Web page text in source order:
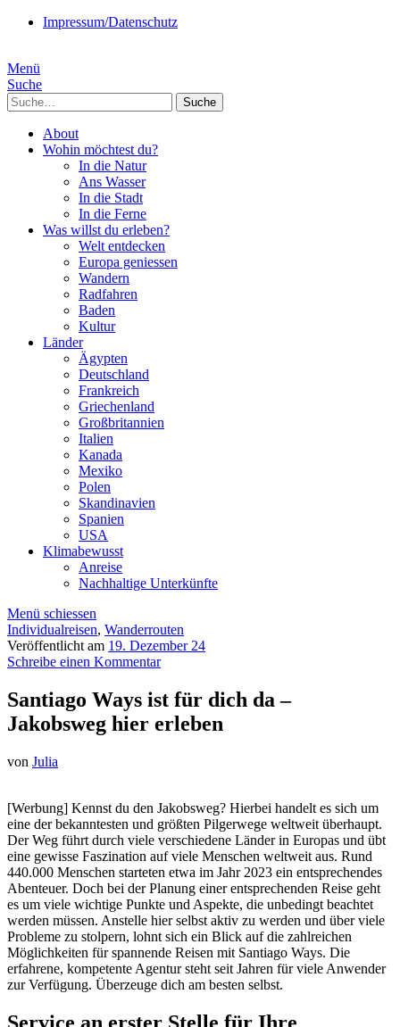
Impressum/Datenschutz
Menü
Suche
Suche
About
Wohin möchtest du?
In die Natur
Ans Wasser
In die Stadt
In die Ferne
Was willst du erleben?
Welt entdecken
Europa geniessen
Wandern
Radfahren
Baden
Kultur
Länder
Ägypten
Deutschland
Frankreich
Griechenland
Großbritannien
Italien
Kanada
Mexiko
Polen
Skandinavien
Spanien
USA
Klimabewusst
Anreise
Nachhaltige Unterkünfte
Menü schiessen
Individualreisen, Wanderrouten
Veröffentlicht am 19. Dezember 24
Schreibe einen Kommentar
Santiago Ways ist für dich da –
Jakobsweg hier erleben
von Julia
[Werbung] Kennst du den Jakobsweg? Hierbei handelt es sich um
eine der bekanntesten und größten Pilgerwege weltweit überhaupt.
Der Weg führt durch viele verschiedene Länder in Europas und übt
eine gewisse Faszination auf viele Menschen weltweit aus. Rund
440.000 Menschen starteten etwa im Jahr 2023 ein entsprechendes
Abenteuer. Doch bei der Planung einer entsprechenden Reise geht
es um viele wichtige Punkte und Aspekte, die unbedingt beachtet
werden müssen. Anstelle hier selbst aktiv zu werden und über viele
Probleme zu stolpern, lohnt sich ein Blick auf die zahlreichen
Möglichkeiten für spannende Reisen mit Santiago Ways. Die
erfahrene, kompetente Agentur steht seit Jahren für viele Anwender
zur Verfügung. Überzeuge dich am besten selbst.
Service an erster Stelle für Ihre